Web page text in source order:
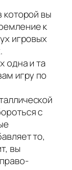
которой вы
к
игровых
одна и та
игру по
с
то,
вы